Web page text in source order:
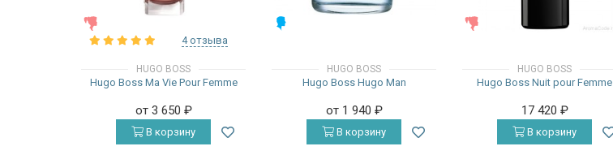
4 отзыва
HUGO BOSS
Hugo Boss Ma Vie Pour Femme
от 3 650 ₽
В корзину
HUGO BOSS
Hugo Boss Hugo Man
от 1 940 ₽
В корзину
ЖЕНСКИЕ
HUGO BOSS
Hugo Boss Nuit pour Femme
17 420 ₽
В корзину